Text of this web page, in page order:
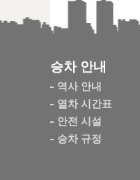
승차 안내
역사 안내
열차 시간표
안전 시설
승차 규정